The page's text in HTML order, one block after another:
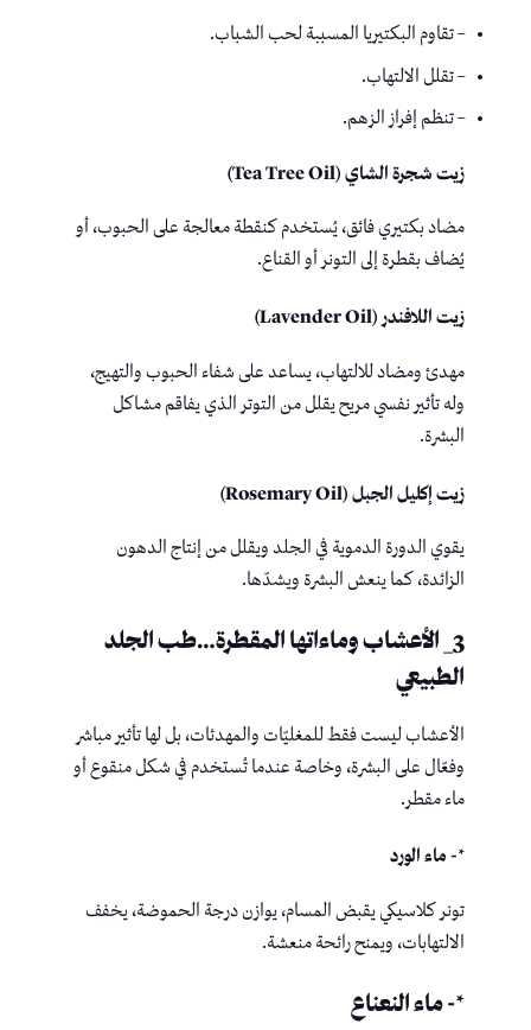
– تقاوم البكتيريا المسببة لحب الشباب.
– تقلل الالتهاب.
– تنظم إفراز الزهم.
زيت شجرة الشاي (Tea Tree Oil)
مضاد بكتيري فائق، يُستخدم كنقطة معالجة على الحبوب، أو
يُضاف بقطرة إلى التونر أو القناع.
زيت اللافندر (Lavender Oil)
مهدئ ومضاد للالتهاب، يساعد على شفاء الحبوب والتهيج،
وله تأثير نفسي مريح يقلل من التوتر الذي يفاقم مشاكل
البشرة.
زيت إكليل الجبل (Rosemary Oil)
يقوي الدورة الدموية في الجلد ويقلل من إنتاج الدهون
الزائدة، كما ينعش البشرة ويشدّها.
3_ الأعشاب وماءاتها المقطرة…طب الجلد
الطبيعي
الأعشاب ليست فقط للمغليّات والمهدئات، بل لها تأثير مباشر
وفعّال على البشرة، وخاصة عندما تُستخدم في شكل منقوع أو
ماء مقطر.
*- ماء الورد
تونر كلاسيكي يقبض المسام، يوازن درجة الحموضة، يخفف
الالتهابات، ويمنح رائحة منعشة.
*- ماء النعناع